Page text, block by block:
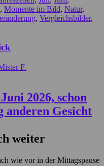
, Momente im Bild, Natur,
, Vergleichsbilder,
F.
weiter
wie vor in der Mittagspause